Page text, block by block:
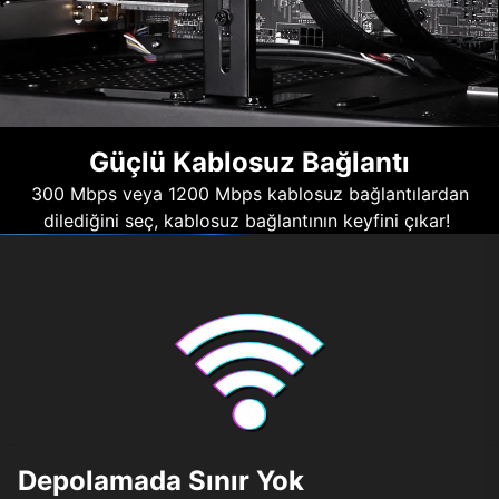
Güçlü Kablosuz Bağlantı
300 Mbps veya 1200 Mbps kablosuz bağlantılardan
dilediğini seç, kablosuz bağlantının keyfini çıkar!
Depolamada Sınır Yok